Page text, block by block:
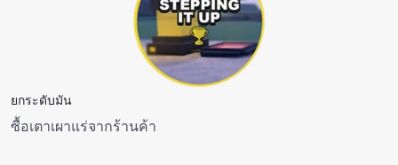
ยกระดับมัน
ซื้อเตาเผาแร่จากร้านค้า